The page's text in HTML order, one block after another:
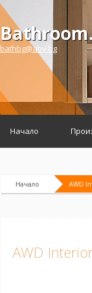
bathbg@abv.bg
Начало
Начало AWD
AWD